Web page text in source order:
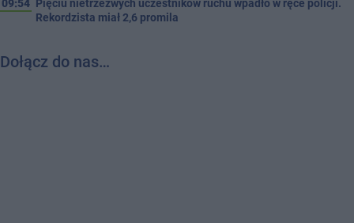
09:54
Pięciu nietrzeźwych uczestników ruchu wpadło w ręce policji.
Rekordzista miał 2,6 promila
Dołącz do nas…